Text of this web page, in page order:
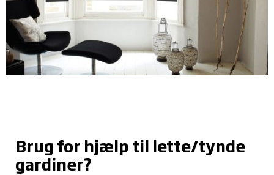
Brug for hjælp til lette/tynde
gardiner?